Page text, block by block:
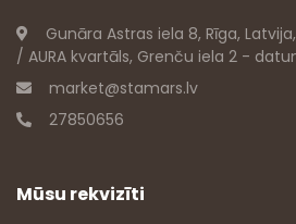
Gunāra Astras iela 8, Rīga,
/ AURA kvartāls, Grenču iela 2 -
market@stamars.lv
27850656
Mūsu rekvizīti